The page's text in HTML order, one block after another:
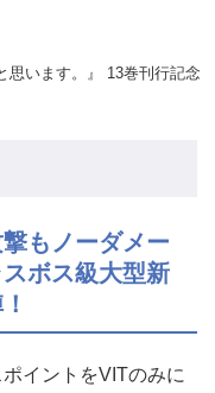
思います。』 13巻刊行記念
もノーダメー
ボス級大型新
イントをVITのみに